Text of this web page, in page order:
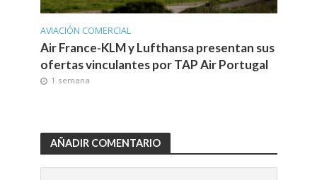
AVIACIÓN COMERCIAL
Air France-KLM y Lufthansa presentan sus
ofertas vinculantes por TAP Air Portugal
1 semana
AÑADIR COMENTARIO